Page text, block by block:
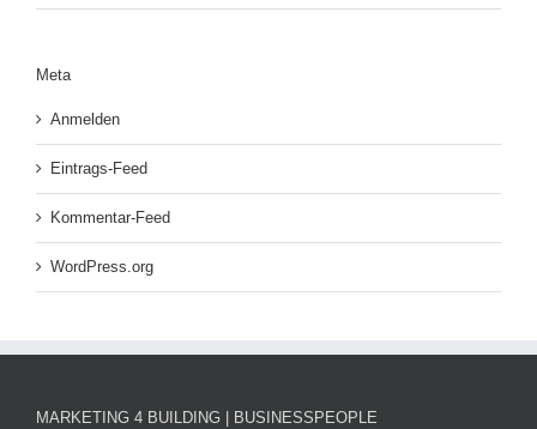
Meta
Anmelden
Eintrags-Feed
Kommentar-Feed
WordPress.org
MARKETING 4 BUILDING | BUSINESSPEOPLE